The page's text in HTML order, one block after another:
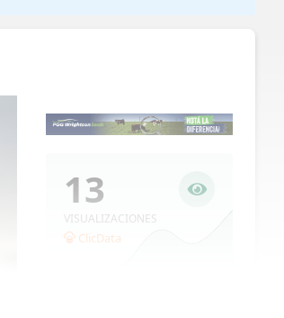
13
VISUALIZACIONES
ClicData